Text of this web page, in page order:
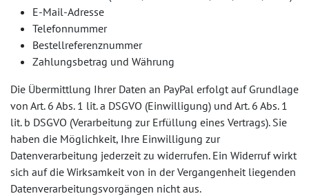
E-Mail-Adresse
Telefonnummer
Bestellreferenznummer
Zahlungsbetrag und Währung
Die Übermittlung Ihrer Daten an PayPal erfolgt auf Grundlage
von Art. 6 Abs. 1 lit. a DSGVO (Einwilligung) und Art. 6 Abs. 1
lit. b DSGVO (Verarbeitung zur Erfüllung eines Vertrags). Sie
haben die Möglichkeit, Ihre Einwilligung zur
Datenverarbeitung jederzeit zu widerrufen. Ein Widerruf wirkt
sich auf die Wirksamkeit von in der Vergangenheit liegenden
Datenverarbeitungsvorgängen nicht aus.